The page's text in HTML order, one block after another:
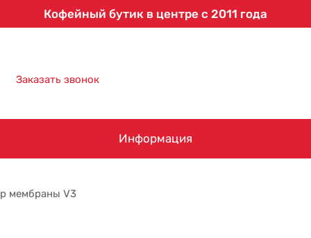
Кофейный бутик в центре с 2011 года
Заказать звонок
Информация
мембраны V3